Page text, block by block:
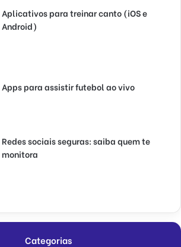
Aplicativos para treinar canto (iOS e
Android)
Apps para assistir futebol ao vivo
Redes sociais seguras: saiba quem te
monitora
Categorias